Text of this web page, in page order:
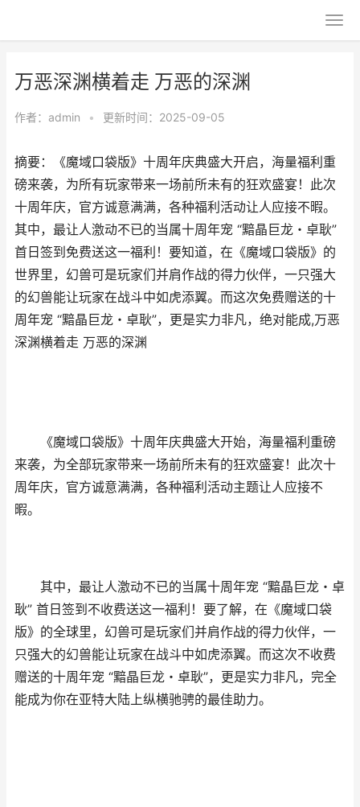
万恶深渊横着走 万恶的深渊
作者： admin • 更新时间：2025-09-05
摘要：《魔域口袋版》十周年庆典盛大开启，海量福利重
磅来袭，为所有玩家带来一场前所未有的狂欢盛宴！此次
十周年庆，官方诚意满满，各种福利活动让人应接不暇。
其中，最让人激动不已的当属十周年宠 “黯晶巨龙・卓耿”
首日签到免费送这一福利！要知道，在《魔域口袋版》的
世界里，幻兽可是玩家们并肩作战的得力伙伴，一只强大
的幻兽能让玩家在战斗中如虎添翼。而这次免费赠送的十
周年宠 “黯晶巨龙・卓耿”，更是实力非凡，绝对能成,万恶
深渊横着走 万恶的深渊
《魔域口袋版》十周年庆典盛大开始，海量福利重磅
来袭，为全部玩家带来一场前所未有的狂欢盛宴！此次十
周年庆，官方诚意满满，各种福利活动主题让人应接不
暇。
其中，最让人激动不已的当属十周年宠 “黯晶巨龙・卓
耿” 首日签到不收费送这一福利！要了解，在《魔域口袋
版》的全球里，幻兽可是玩家们并肩作战的得力伙伴，一
只强大的幻兽能让玩家在战斗中如虎添翼。而这次不收费
赠送的十周年宠 “黯晶巨龙・卓耿”，更是实力非凡，完全
能成为你在亚特大陆上纵横驰骋的最佳助力。